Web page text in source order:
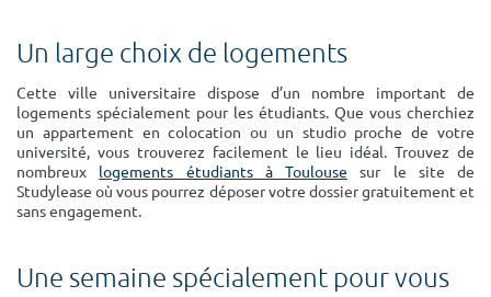
Un large choix de logements
Cette ville universitaire dispose d’un nombre important de
logements spécialement pour les étudiants. Que vous cherchiez
un appartement en colocation ou un studio proche de votre
université, vous trouverez facilement le lieu idéal. Trouvez de
nombreux logements étudiants à Toulouse sur le site de
Studylease où vous pourrez déposer votre dossier gratuitement et
sans engagement.
Une semaine spécialement pour vous